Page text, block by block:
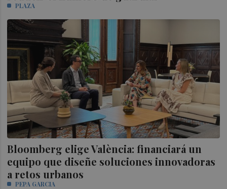
PLAZA
Bloomberg elige València: financiará un
equipo que diseñe soluciones innovadoras
a retos urbanos
PEPA GARCIA